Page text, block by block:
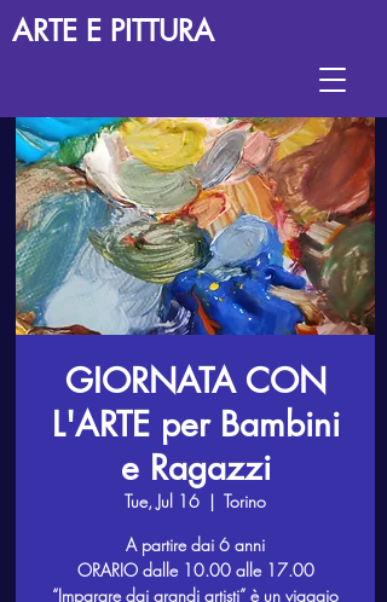
ARTE E PITTURA
GIORNATA CON
L'ARTE per Bambini
e Ragazzi
Tue, Jul 16
  |
Torino
A partire dai 6 anni
ORARIO dalle 10.00 alle 17.00
“Imparare dai grandi artisti” è un viaggio